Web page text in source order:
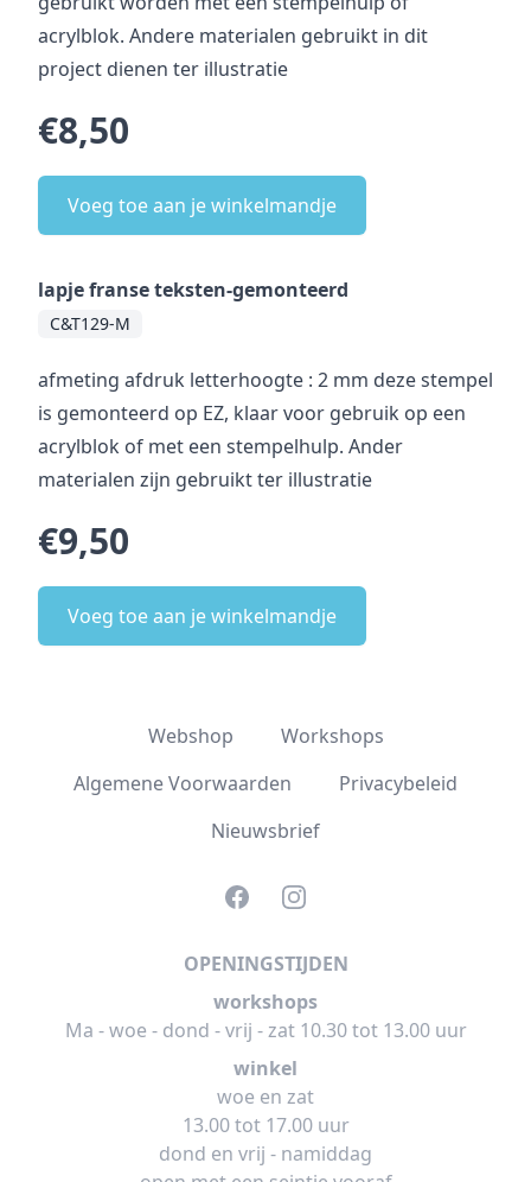
acrylblok. Andere materialen gebruikt in dit
project dienen ter illustratie
€8,50
Voeg toe aan je winkelmandje
lapje franse teksten-gemonteerd
C&T129-M
afmeting afdruk letterhoogte : 2 mm deze stempel
is gemonteerd op EZ, klaar voor gebruik op een
acrylblok of met een stempelhulp. Ander
materialen zijn gebruikt ter illustratie
€9,50
Voeg toe aan je winkelmandje
Webshop
Workshops
Algemene Voorwaarden
Privacybeleid
Nieuwsbrief
FacebookInstagram
OPENINGSTIJDEN
workshops
Ma - woe - dond - vrij - zat 10.30 tot 13.00 uur
winkel
woe en zat
13.00 tot 17.00 uur
dond en vrij - namiddag